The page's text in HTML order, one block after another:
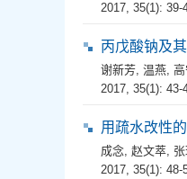
2017, 35(1): 39-
丙戊酸钠及
谢新芳, 温燕,
2017, 35(1): 43-
用疏水改性
成念, 赵文萃,
2017, 35(1): 48-